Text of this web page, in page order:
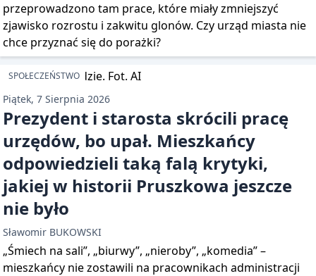
przeprowadzono tam prace, które miały zmniejszyć
zjawisko rozrostu i zakwitu glonów. Czy urząd miasta nie
chce przyznać się do porażki?
SPOŁECZEŃSTWO
Piątek, 7 Sierpnia 2026
Prezydent i starosta skrócili pracę
urzędów, bo upał. Mieszkańcy
odpowiedzieli taką falą krytyki,
jakiej w historii Pruszkowa jeszcze
nie było
Sławomir BUKOWSKI
„Śmiech na sali”, „biurwy”, „nieroby”, „komedia” –
mieszkańcy nie zostawili na pracownikach administracji